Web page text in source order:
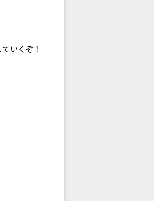
いくぞ！